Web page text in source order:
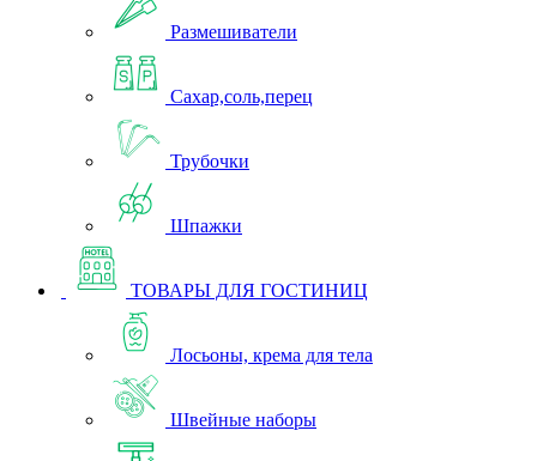
Размешиватели
Сахар,соль,перец
Трубочки
Шпажки
ТОВАРЫ ДЛЯ ГОСТИНИЦ
Лосьоны, крема для тела
Швейные наборы